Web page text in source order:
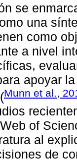
se
una
como
a nivel
apoyar
Munn et al.,
of
al
de